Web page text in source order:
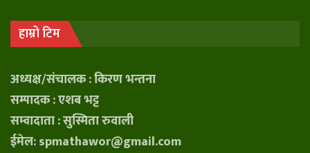
हाम्रो टिम
अध्यक्ष/संचालक : किरण भन्तना
सम्पादक : एशब भट्ट
सम्वादाता : सुस्मिता रुवाली
ईमेल: spmathawor@gmail.com